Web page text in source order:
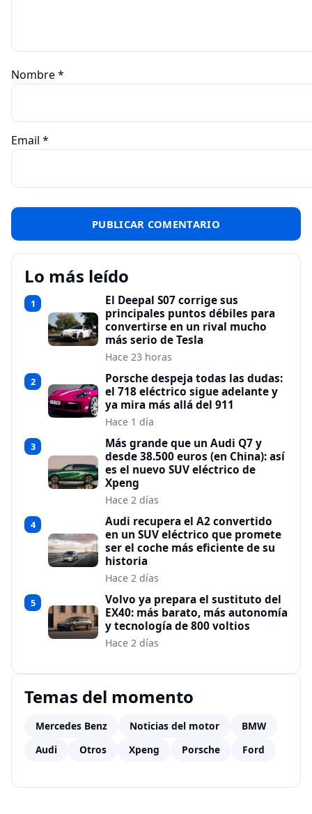
Nombre*
Email *
Lo más leído
1
El Deepal S07 corrige sus
principales puntos débiles para
convertirse en un rival mucho
más serio de Tesla
Hace 23 horas
2
Porsche despeja todas las dudas:
el 718 eléctrico sigue adelante y
ya mira más allá del 911
Hace 1 día
3
Más grande que un Audi Q7 y
desde 38.500 euros (en China): así
es el nuevo SUV eléctrico de
Xpeng
Hace 2 días
4
Audi recupera el A2 convertido
en un SUV eléctrico que promete
ser el coche más eficiente de su
historia
Hace 2 días
5
Volvo ya prepara el sustituto del
EX40: más barato, más autonomía
y tecnología de 800 voltios
Hace 2 días
Temas del momento
Mercedes Benz Noticias del motor
BMW
Audi
Otros Xpeng Porsche Ford